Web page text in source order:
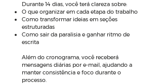
Durante 14 dias, você terá clareza sobre:
O que organizar em cada etapa do trabalho
Como transformar ideias em seções
estruturadas
Como sair da paralisia e ganhar ritmo de
escrita
Além do cronograma, você receberá
mensagens diárias por e-mail, ajudando a
manter consistência e foco durante o
processo.